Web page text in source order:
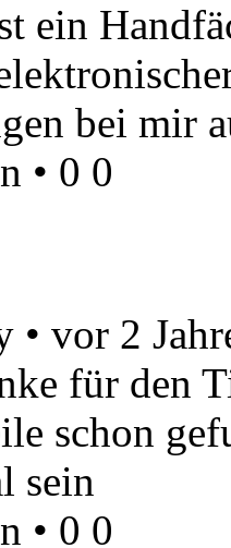
ein
bei mir
• 0 0
• vor 2
für den
schon
sein
• 0 0